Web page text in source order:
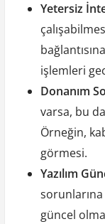
Yetersiz
işlemleri
Donanım
varsa, bu
Örneğin,
görmesi.
Yazılım
sorunlarına
güncel